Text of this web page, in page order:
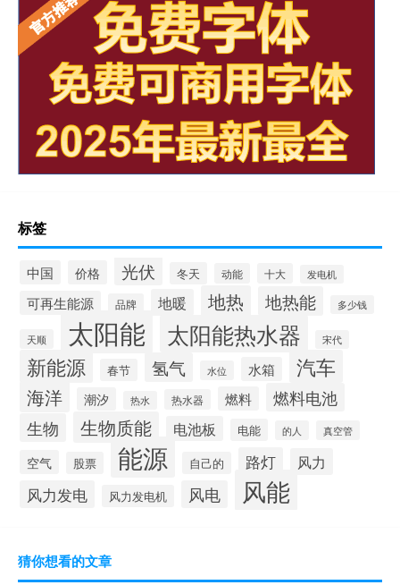
标签
中国 价格 光伏 冬天 动能 十大 发电机
可再生能源 品牌 地暖 地热 地热能 多少钱
天顺 太阳能 太阳能热水器 宋代
新能源 春节 氢气 水位 水箱 汽车
海洋 潮汐 热水 热水器 燃料
燃料电池
生物
生物质能 电池板 电能 的人 真空管
空气 股票 能源 自己的 路灯 风力
风力发电 风力发电机 风电 风能
猜你想看的文章